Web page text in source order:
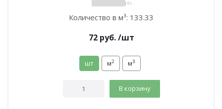
( 0 )
Количество в м³: 133.33
72руб. /шт
шт м2 м3
В корзину